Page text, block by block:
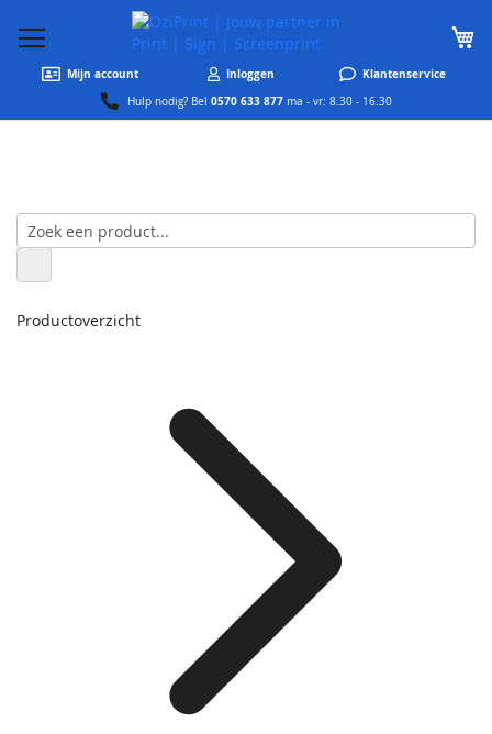
Mijn account Inloggen Klantenservice
Hulp nodig? Bel 0570 633 877 ma - vr: 8.30 - 16.30
Productoverzicht